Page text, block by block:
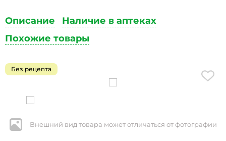
Описание
Наличие в аптеках
Похожие товары
Без рецепта
Внешний вид товара может отличаться от фотографии